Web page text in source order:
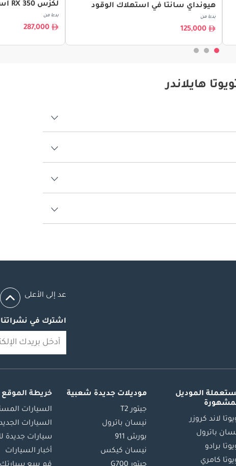
هيونداي سانتا في استهلاك الوقود
بدءا من
125,000
لكزس RX 350 استهلاك الوقود
بدءا من
287,000
هايلاندر
عد إلى الأعلى
اشترك في نشراتنا
الموديل
لاند كروزر
باترول
برادو
كامري
موديلات جديدة شعبية
جيتور T2
نيسان باترول
بورش 911
نيسان كيكس
خريطة الموقع
السيارات
السيارات
سيارات جديدة
أخبار السيارات